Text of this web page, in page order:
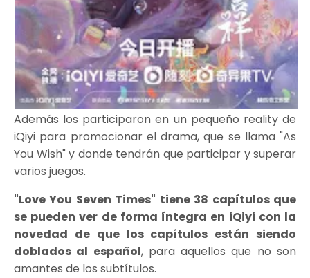
Además los participaron en un pequeño reality de
iQiyi para promocionar el drama, que se llama "As
You Wish" y donde tendrán que participar y superar
varios juegos.
"Love You Seven Times" tiene 38 capítulos que
se pueden ver de forma íntegra en iQiyi con la
novedad de que los capítulos están siendo
doblados al español, para aquellos que no son
amantes de los subtítulos.